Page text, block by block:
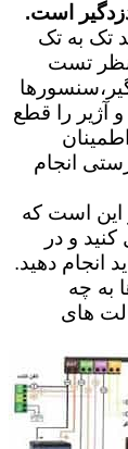
است.
تک به تک
نظر تست
آژیر را قطع
انجام
این است که
کنید و در
انجام دهید.
به چه
های